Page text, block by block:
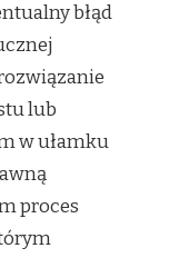
błąd
lub
w ułamku
proces